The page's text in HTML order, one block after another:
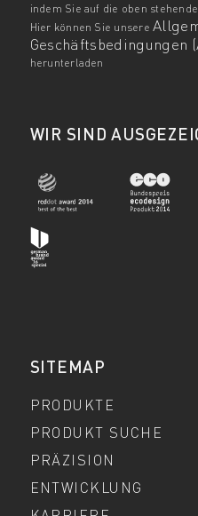
indem Sie auf die oben
Hier können Sie unsere
Geschäftsbedingungen
herunterladen
WIR SIND
SITEMAP
PRODUKTE
PRODUKT SUCHE
PRÄZISION
ENTWICKLUNG